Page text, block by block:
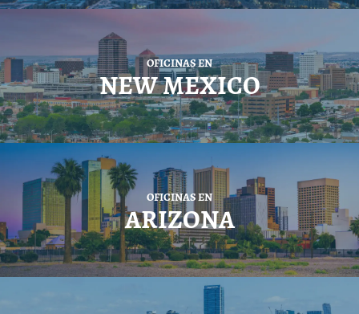
OFICINAS EN
NEW MEXICO
OFICINAS EN
ARIZONA